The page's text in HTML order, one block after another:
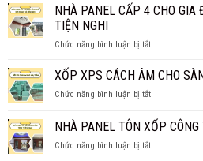
TIẾT
BÁO
NHẤT
NÊN
PANEL
NHIỆT
TRẦN
THỐNG?
NHÀ PANEL CẤP 4 CHO
TIỆN NGHI
Chức năng bình luận bị tắtở
PANEL
4
GIA
NHỎ
XỐP XPS CÁCH ÂM CHO
Chức năng bình luận bị tắtở
XPS
CÁCH
ÂM
NHÀ PANEL TÔN XỐP
Chức năng bình luận bị tắtở